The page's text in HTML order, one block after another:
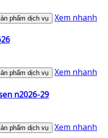
phẩm dịch vụ Xem nhanh
phẩm dịch vụ Xem nhanh
n2026-29
phẩm dịch vụ Xem nhanh